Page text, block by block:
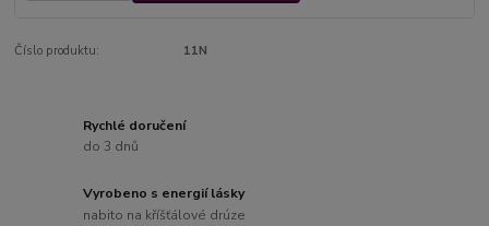
Číslo produktu: 11N
Rychlé doručení
do 3 dnů
Vyrobeno s energií lásky
nabito na kříšťálové drúze